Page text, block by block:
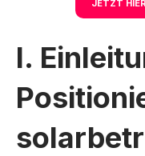
JETZT
I.